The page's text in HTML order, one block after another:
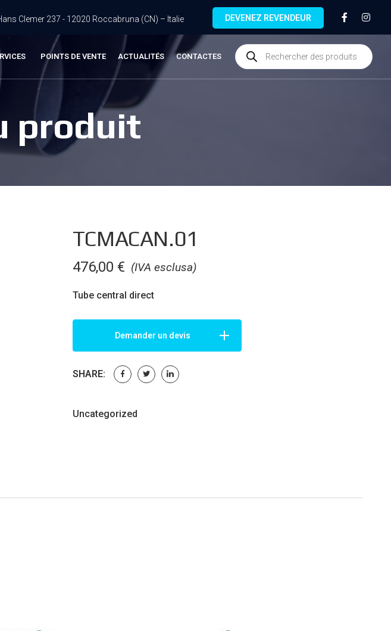
Clemer 237 - 12020 Roccabruna (CN) – Italie DEVENEZ REVENDEUR
POINTS DE VENTE ACTUALITÉS CONTACTES
produit
TCMACAN.01
(IVA esclusa)
476,00 €
Tube central direct
Demander un devis
SHARE:
Uncategorized